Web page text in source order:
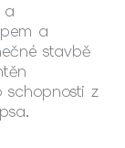
a
a
stavbě
z